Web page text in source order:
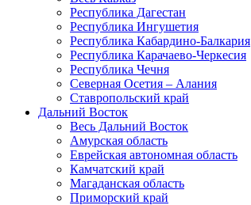
Республика Дагестан
Республика Ингушетия
Республика Кабардино-Балкария
Республика Карачаево-Черкесия
Республика Чечня
Северная Осетия – Алания
Ставропольский край
Дальний Восток
Весь Дальний Восток
Амурская область
Еврейская автономная область
Камчатский край
Магаданская область
Приморский край